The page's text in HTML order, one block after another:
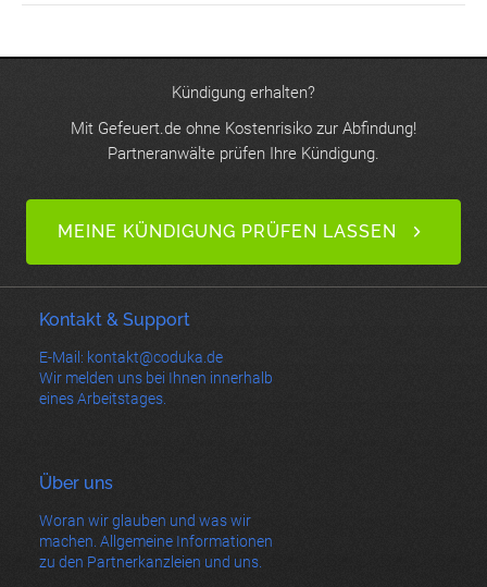
Kündigung erhalten?
Mit Gefeuert.de ohne Kostenrisiko zur Abfindung!
Partneranwälte prüfen Ihre Kündigung.
MEINE KÜNDIGUNG PRÜFEN LASSEN
Kontakt & Support
E-Mail: kontakt@coduka.de
Wir melden uns bei Ihnen innerhalb
eines Arbeitstages.
Über uns
Woran wir glauben und was wir
machen. Allgemeine Informationen
zu den Partnerkanzleien und uns.